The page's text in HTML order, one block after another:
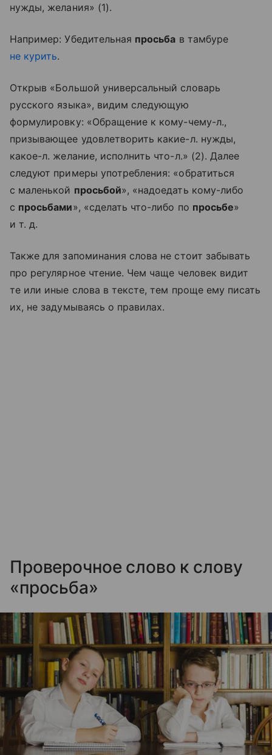
нужды, желания» (1).
Например: Убедительная просьба в тамбуре
не курить.
Открыв «Большой универсальный словарь
русского языка», видим следующую
формулировку: «Обращение к кому-чему-л.,
призывающее удовлетворить какие-л. нужды,
какое-л. желание, исполнить что-л.» (2). Далее
следуют примеры употребления: «обратиться
с маленькой просьбой», «надоедать кому-либо
с просьбами», «сделать что-либо по просьбе»
и т. д.
Также для запоминания слова не стоит забывать
про регулярное чтение. Чем чаще человек видит
те или иные слова в тексте, тем проще ему писать
их, не задумываясь о правилах.
Проверочное слово к слову
«просьба»